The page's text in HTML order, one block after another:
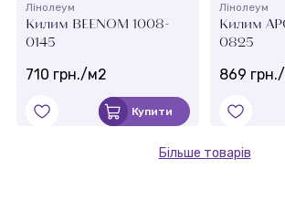
Лінолеум
Килим BEENOM 1008-
0145
710 грн./м2
Купити
Лінолеум
Килим
0825
869
Більше товарів